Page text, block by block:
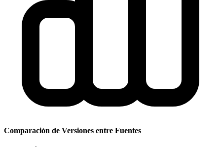
Comparación de Versiones entre Fuentes